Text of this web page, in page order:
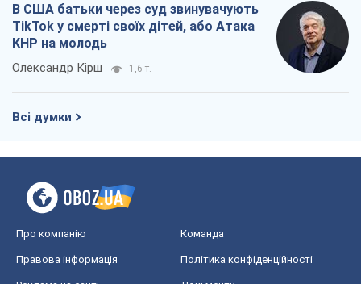
В США батьки через суд звинувачують
TikTok у смерті своїх дітей, або Атака
КНР на молодь
Олександр Кірш 1,6 т.
Всі думки
Про компанію Команда
Правова інформація Політика конфіденційності